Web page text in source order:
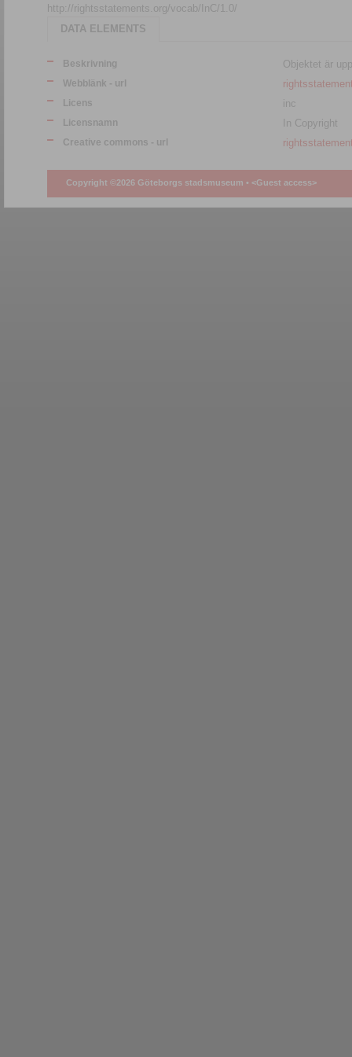
http://rightsstatements.org/vocab/InC/1.0/
DATA ELEMENTS
Beskrivning Objektet är
Webblänk - url
Licens inc
Licensnamn In Copyright
Creative commons - url
Copyright ©2026 Göteborgs stadsmuseum • <Guest access>